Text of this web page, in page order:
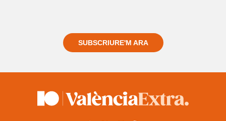
SUBSCRIURE'M ARA